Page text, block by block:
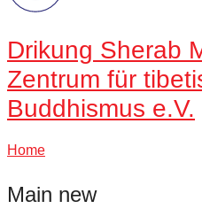
Drikung Sherab
Zentrum für
Buddhismus e.V.
Home
Main new